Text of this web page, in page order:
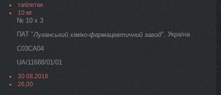
таблетки
10 мг
№ 10 х 3
ПАТ "Луганський хіміко-фармацевтичний завод", Україна
C03CA04
UA/11688/01/01
30.08.2016
26,00